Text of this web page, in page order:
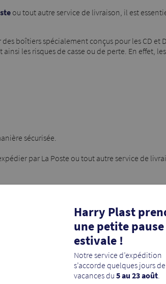
Harry Plast
une petite pause
estivale !
Notre service d’expédition
s’accorde quelques jours de
vacances du 5 au 23 août
ou tout autre service de livraison, il est
boîtiers spécialement conçus pour les CD
les risques de casse ou de perte. En effet,
sécurisée.
par La Poste ou tout autre service de
ainsi que vos coordonnées sur l’emballage